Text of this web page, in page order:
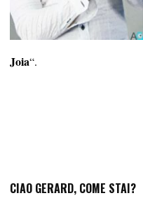
Joia“.
CIAO GERARD, COME STAI?